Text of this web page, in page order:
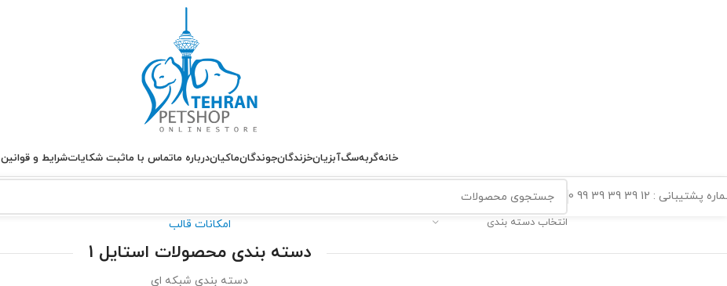
خانهگربهسگآبزیانخزندگانجوندگانماکیاندرباره ماتماس با ماثبت شکایاتشرایط و قوانین
پشتیبانی : 12 39 39 39 99 0
انتخاب دسته بندی امکانات قالب
دسته بندی محصولات استایل 1
دسته بندی شبکه ای